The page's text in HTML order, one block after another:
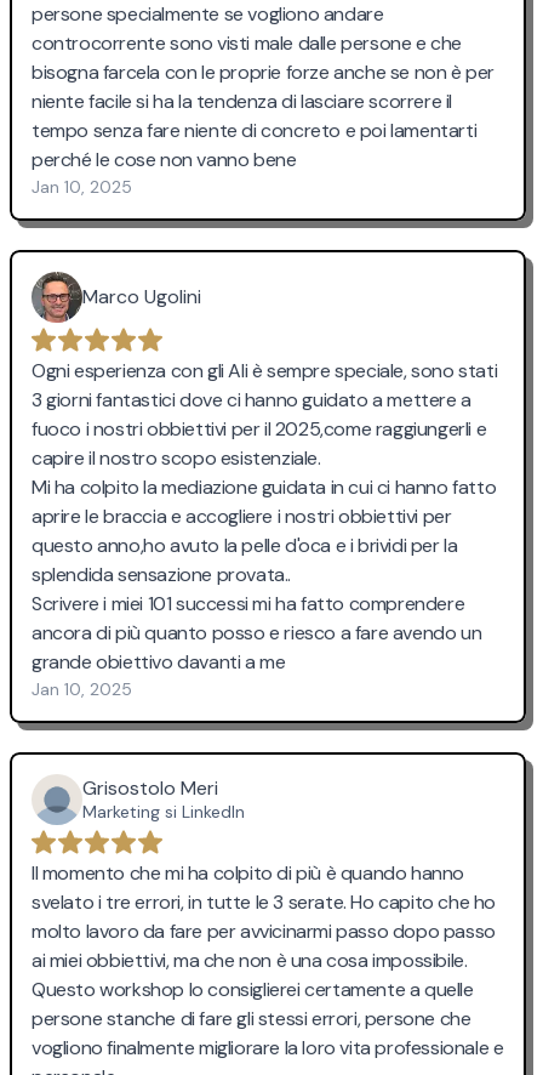
persone specialmente se vogliono andare
controcorrente sono visti male dalle persone e che
bisogna farcela con le proprie forze anche se non è per
niente facile si ha la tendenza di lasciare scorrere il
tempo senza fare niente di concreto e poi lamentarti
perché le cose non vanno bene
Jan 10, 2025
Marco Ugolini
Ogni esperienza con gli Ali è sempre speciale, sono stati
3 giorni fantastici dove ci hanno guidato a mettere a
fuoco i nostri obbiettivi per il 2025,come raggiungerli e
capire il nostro scopo esistenziale.
Mi ha colpito la mediazione guidata in cui ci hanno fatto
aprire le braccia e accogliere i nostri obbiettivi per
questo anno,ho avuto la pelle d'oca e i brividi per la
splendida sensazione provata..
Scrivere i miei 101 successi mi ha fatto comprendere
ancora di più quanto posso e riesco a fare avendo un
grande obiettivo davanti a me
Jan 10, 2025
Grisostolo Meri
Marketing si LinkedIn
Il momento che mi ha colpito di più è quando hanno
svelato i tre errori, in tutte le 3 serate. Ho capito che ho
molto lavoro da fare per avvicinarmi passo dopo passo
ai miei obbiettivi, ma che non è una cosa impossibile.
Questo workshop lo consiglierei certamente a quelle
persone stanche di fare gli stessi errori, persone che
vogliono finalmente migliorare la loro vita professionale e